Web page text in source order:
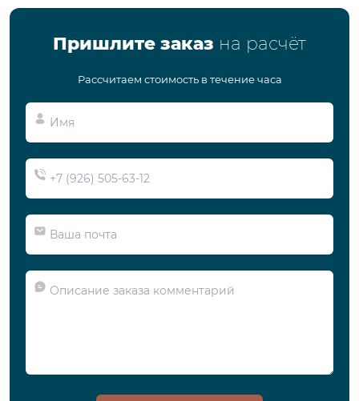
Пришлите заказ на расчёт
Рассчитаем стоимость в течение часа